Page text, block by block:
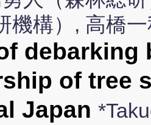
機構）, 高橋
debarking
of tree
Japan